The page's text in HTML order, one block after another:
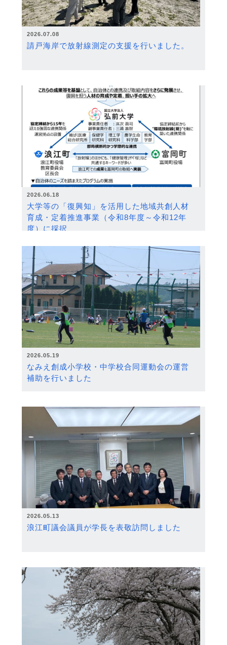
2026.07.08
請戸海岸で放射線測定の支援を行いました。
2026.06.18
大学等の「復興知」を活用した地域共創人材
育成・定着推進事業（令和8年度～令和12年
度）に採択
2026.05.19
なみえ創成小学校・中学校合同運動会の運営
補助を行いました
2026.05.13
浪江町議会議員が学長を表敬訪問しました